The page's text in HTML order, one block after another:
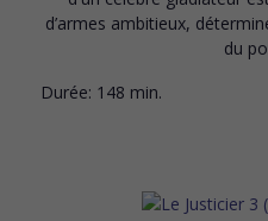
d’armes ambitieux,
du
Durée: 148 min.